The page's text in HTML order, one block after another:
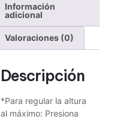
Información
adicional
Valoraciones (0)
Descripción
*Para regular la altura
al máximo: Presiona